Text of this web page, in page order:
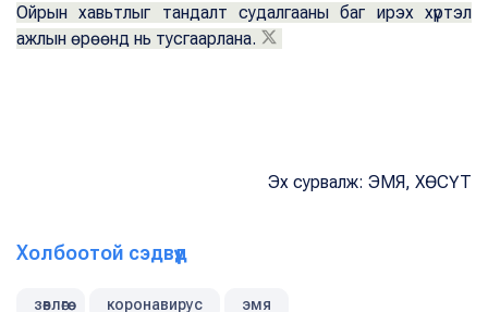
Ойрын хавьтлыг тандалт судалгааны баг ирэх хүртэл
ажлын өрөөнд нь тусгаарлана.
Эх сурвалж: ЭМЯ, ХӨСҮТ
Холбоотой сэдвүүд
зөвлөгөө коронавирус эмя